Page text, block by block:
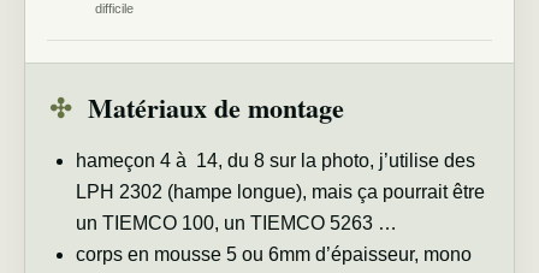
difficile
✣ Matériaux de montage
hameçon 4 à 14, du 8 sur la photo, j’utilise des
LPH 2302 (hampe longue), mais ça pourrait être
un TIEMCO 100, un TIEMCO 5263 …
corps en mousse 5 ou 6mm d’épaisseur, mono